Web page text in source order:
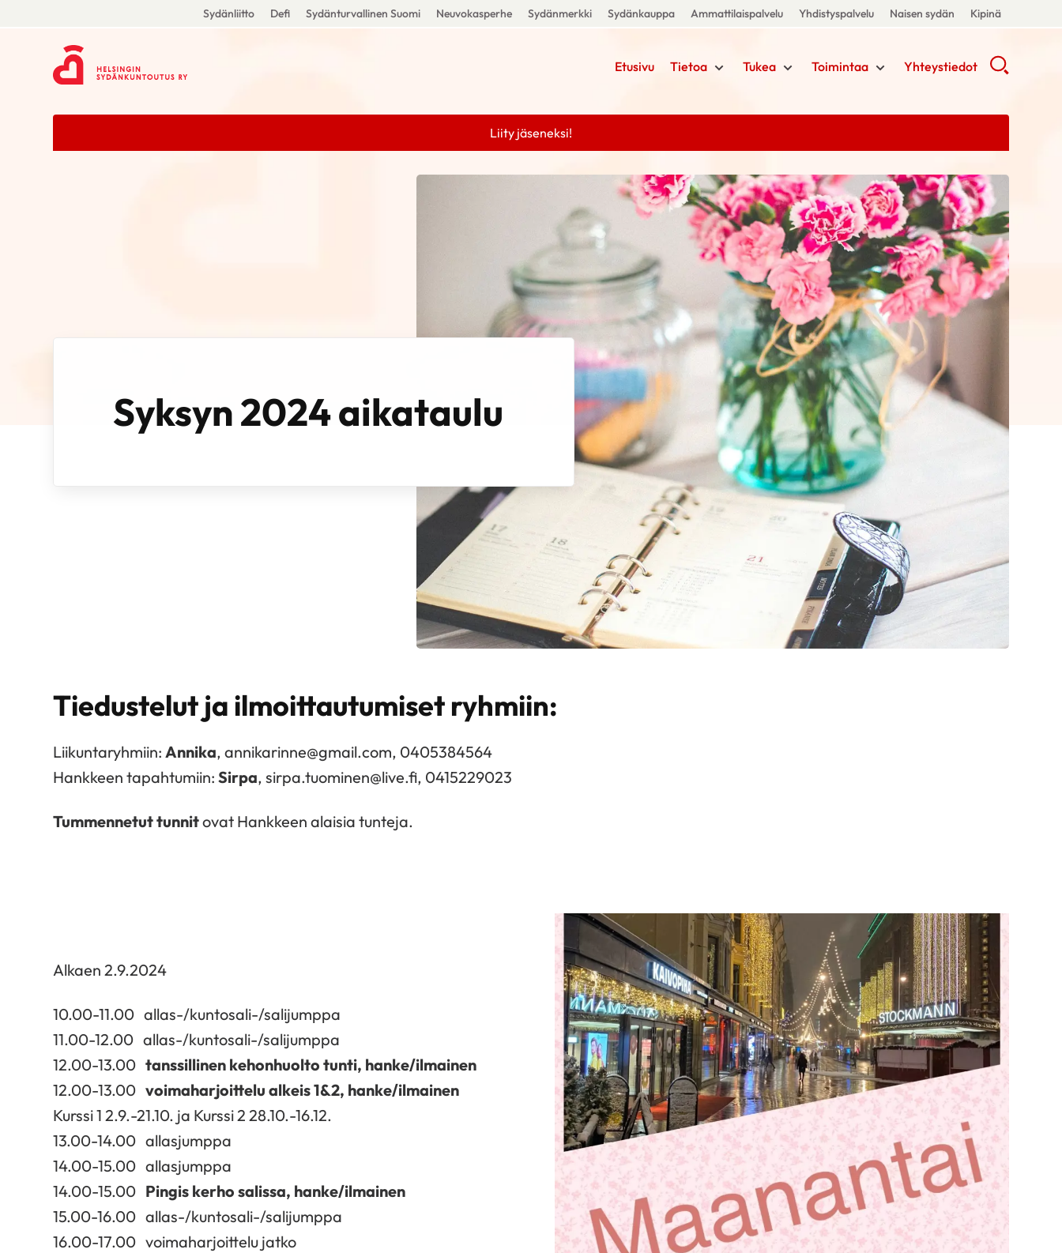
Sydänliitto Defi Sydänturvallinen Suomi Neuvokasperhe Sydänmerkki Sydänkauppa Ammattilaispalvelu Yhdistyspalvelu Naisen sydän Kipinä
Etusivu Tietoa Tukea Toimintaa Yhteystiedot
Liity jäseneksi!
Syksyn 2024 aikataulu
Tiedustelut ja ilmoittautumiset ryhmiin:
Liikuntaryhmiin:Annika, annikarinne@gmail.com, 0405384564
Hankkeen tapahtumiin:Sirpa, sirpa.tuominen@live.fi, 0415229023
Tummennetut tunnitovat Hankkeen alaisia tunteja.
Alkaen 2.9.2024
10.00-11.00 allas-/kuntosali-/salijumppa
11.00-12.00 allas-/kuntosali-/salijumppa
12.00-13.00tanssillinen kehonhuolto tunti, hanke/ilmainen
12.00-13.00voimaharjoittelu alkeis 1&2, hanke/ilmainen
Kurssi 1 2.9.-21.10. ja Kurssi 2 28.10.-16.12.
13.00-14.00 allasjumppa
14.00-15.00 allasjumppa
14.00-15.00 Pingis kerho salissa, hanke/ilmainen
15.00-16.00 allas-/kuntosali-/salijumppa
16.00-17.00 voimaharjoittelu jatko